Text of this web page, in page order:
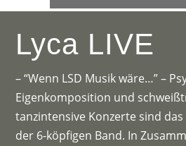
Lyca LIVE
– “Wenn LSD Musik wäre…” –
Eigenkomposition und
tanzintensive Konzerte sind
der 6-köpfigen Band. In